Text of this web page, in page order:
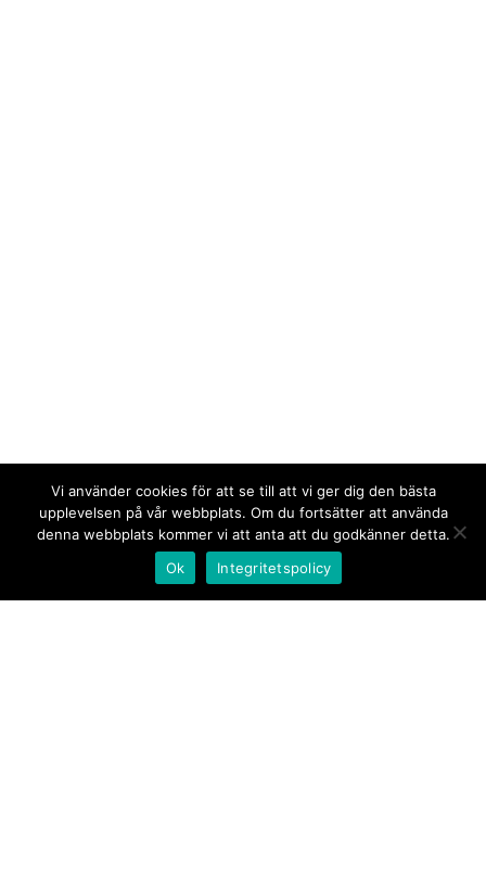
Vi använder cookies för att se till att vi ger dig den bästa
upplevelsen på vår webbplats. Om du fortsätter att använda
denna webbplats kommer vi att anta att du godkänner detta.
Ok
Integritetspolicy